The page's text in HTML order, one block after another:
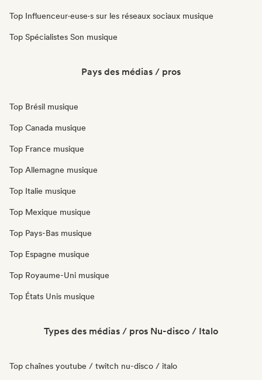
Top Influenceur·euse·s sur les réseaux sociaux musique
Top Spécialistes Son musique
Pays des médias / pros
Top Brésil musique
Top Canada musique
Top France musique
Top Allemagne musique
Top Italie musique
Top Mexique musique
Top Pays-Bas musique
Top Espagne musique
Top Royaume-Uni musique
Top États Unis musique
Types des médias / pros Nu-disco / Italo
Top chaînes youtube / twitch nu-disco / italo